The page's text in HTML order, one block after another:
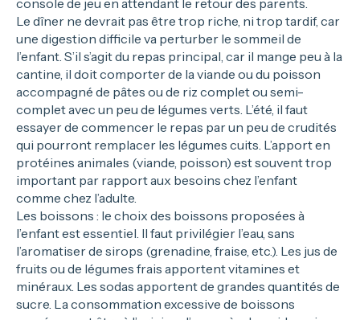
Le dîner ne devrait pas être trop riche, ni trop tardif, car
une digestion difficile va perturber le sommeil de
l’enfant. S’il s’agit du repas principal, car il mange peu à la
cantine, il doit comporter de la viande ou du poisson
accompagné de pâtes ou de riz complet ou semi-
complet avec un peu de légumes verts. L’été, il faut
essayer de commencer le repas par un peu de crudités
qui pourront remplacer les légumes cuits. L’apport en
protéines animales (viande, poisson) est souvent trop
important par rapport aux besoins chez l’enfant
comme chez l’adulte.
Les boissons : le choix des boissons proposées à
l’enfant est essentiel. Il faut privilégier l’eau, sans
l’aromatiser de sirops (grenadine, fraise, etc.). Les jus de
fruits ou de légumes frais apportent vitamines et
minéraux. Les sodas apportent de grandes quantités de
sucre. La consommation excessive de boissons